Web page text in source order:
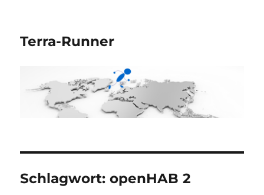
Terra-Runner
Schlagwort:openHAB 2